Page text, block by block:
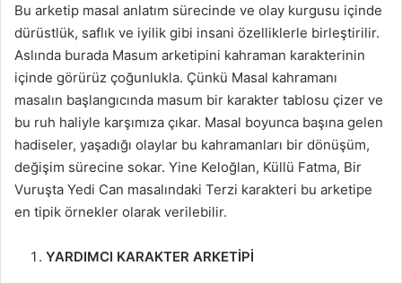
Bu arketip masal anlatım sürecinde ve olay kurgusu içinde
dürüstlük, saflık ve iyilik gibi insani özelliklerle birleştirilir.
Aslında burada Masum arketipini kahraman karakterinin
içinde görürüz çoğunlukla. Çünkü Masal kahramanı
masalın başlangıcında masum bir karakter tablosu çizer ve
bu ruh haliyle karşımıza çıkar. Masal boyunca başına gelen
hadiseler, yaşadığı olaylar bu kahramanları bir dönüşüm,
değişim sürecine sokar. Yine Keloğlan, Küllü Fatma, Bir
Vuruşta Yedi Can masalındaki Terzi karakteri bu arketipe
en tipik örnekler olarak verilebilir.
YARDIMCI KARAKTER ARKETİPİ